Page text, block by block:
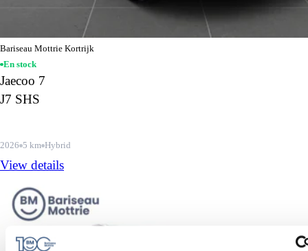
Bariseau Mottrie Kortrijk
En stock
Jaecoo 7
J7 SHS
2026 5 km Hybrid
View details